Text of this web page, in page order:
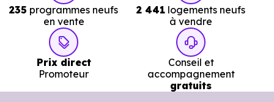
235 programmes neufs
en vente
2 441 logements neufs
à vendre
Prix direct
Promoteur
Conseil et
accompagnement
gratuits